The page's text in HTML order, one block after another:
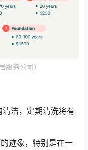
服务公司）
洁，定期清洗将有
迹象，特别是在一